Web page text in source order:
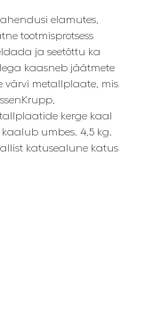
elamutes,
tootmisprotsess
ja seetõttu ka
kaasneb jäätmete
värvi metallplaate, mis
kerge kaal
umbes. 4,5 kg.
katusealune katus